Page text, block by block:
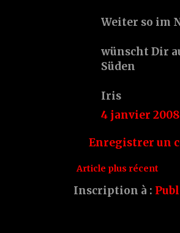
Weiter so im
wünscht Dir
Süden
Iris
4 janvier 2008
Enregistrer un
Article plus récent
Inscription à :